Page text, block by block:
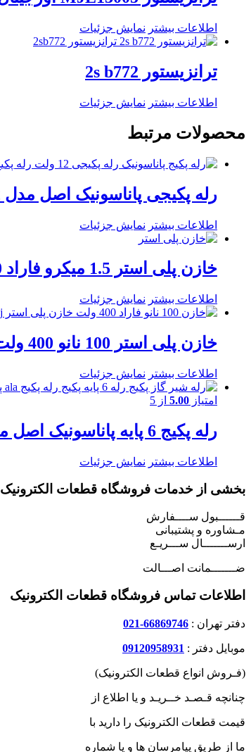
اطلاعات بیشتر نمایش جزئیات
ترانزیستور 2s b772
اطلاعات بیشتر نمایش جزئیات
محصولات مرتبط
رله پکیجی پاناسونیک اصل مدل ALDP112 ، رله پکیج 4پایه 12 ولت
اطلاعات بیشتر نمایش جزئیات
خازن پلی استر 1.5 میکرو فاراد 400 ولت ( 1.5uf / 400v )
اطلاعات بیشتر نمایش جزئیات
خازن پلی استر 100 نانو 400 ولت ( 100nf /400v )
اطلاعات بیشتر نمایش جزئیات
امتیاز 5.00 از 5
رله پکیج 6 پایه پاناسونیک اصل مدل ALA2PF24 / رله 24 ولت/ 2باز / 5 آمپری
اطلاعات بیشتر نمایش جزئیات
بخشی از خدمات فروشگاه قطعات الکترونیک
قــــــبول ســــفارش
مـشاوره و پشتیبانی
ارســـــــال ســـریـع
ضـــــــمانت اصـــالت
اطلاعات تماس فروشگاه قطعات الکترونیک
دفتر تهران : 66869746-021
موبایل دفتر : 09120958931
(فـروش انواع قطعات الکترونیک)
چنانچه قـصـد خــریـد و یا اطلاع از
قیمت قطعات الکترونیک را دارید با
ما از طریق پیامرسان ها و یا شماره